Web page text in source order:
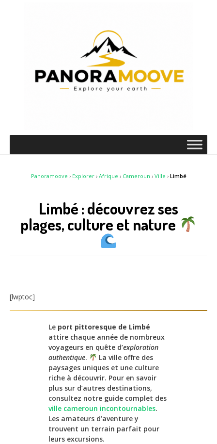
Panoramoove › Explorer› Afrique › Cameroun › Ville › Limbé
Limbé : découvrez ses
plages, culture et nature
[lwptoc]
Le port pittoresque de Limbé
attire chaque année de nombreux
voyageurs en quête d’exploration
authentique.
La ville offre des
paysages uniques et une culture
riche à découvrir. Pour en savoir
plus sur d’autres destinations,
consultez notre guide complet des
ville cameroun incontournables.
Les amateurs d’aventure y
trouvent un terrain parfait pour
leurs excursions.